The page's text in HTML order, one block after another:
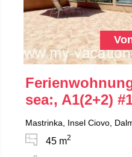
sea:, A1(2+2)
Mastrinka, Insel Ciovo,
45 m2